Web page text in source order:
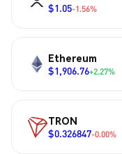
$1.05-1.56%
Ethereum
$1,906.76+2.27%
TRON
$0.326847-0.00%